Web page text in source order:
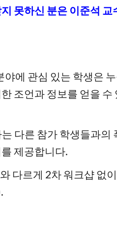
못하신 분은 이준석 교
에 관심 있는 학생은 누
조언과 정보를 얻을 수
다른 참가 학생들과의
제공합니다.
다르게 2차 워크샵 없